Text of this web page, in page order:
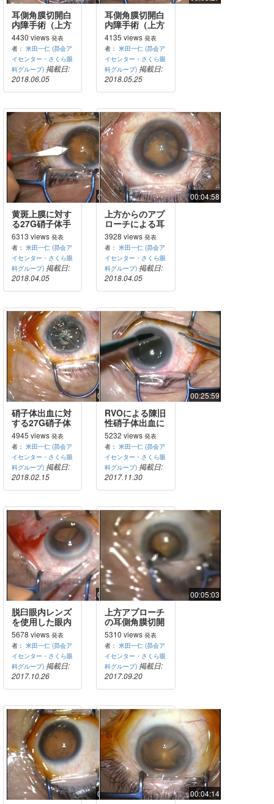
耳側角膜切開白
内障手術（上方
からのアプロー
チ）
4430 views 発表
者： 米田一仁 (昴会ア
イセンター・さくら眼
科グループ) 掲載日:
2018.06.05
耳側角膜切開白
内障手術（上方
からのアプロー
チ）
4135 views 発表
者：米田一仁 (昴会ア
イセンター・さくら眼
科グループ) 掲載日:
2018.05.25
00:24:56
黄斑上膜に対す
る27G硝子体手
術
6313 views 発表
者： 米田一仁 (昴会ア
イセンター・さくら眼
科グループ) 掲載日:
2018.04.05
00:04:58
上方からのアプ
ローチによる耳
側切開白内障手
術
3928 views 発表
者：米田一仁 (昴会ア
イセンター・さくら眼
科グループ) 掲載日:
2018.04.05
00:17:31
硝子体出血に対
する27G硝子体
手術
4945 views 発表
者： 米田一仁 (昴会ア
イセンター・さくら眼
科グループ) 掲載日:
2018.02.15
00:25:59
RVOによる陳旧
性硝子体出血に
対する27G硝子
体手術
5232 views 発表
者：米田一仁 (昴会ア
イセンター・さくら眼
科グループ) 掲載日:
2017.11.30
00:30:58
脱臼眼内レンズ
を使用した眼内
レンズ縫着
5678 views 発表
者： 米田一仁 (昴会ア
イセンター・さくら眼
科グループ) 掲載日:
2017.10.26
00:05:03
上方アプローチ
の耳側角膜切開
白内障手術
5310 views 発表
者：米田一仁 (昴会ア
イセンター・さくら眼
科グループ) 掲載日:
2017.09.20
00:37:03 00:04:14